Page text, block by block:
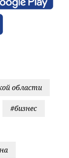
области
#бизнес